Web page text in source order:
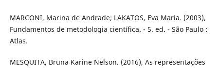
MARCONI, Marina de Andrade; LAKATOS, Eva Maria. (2003),
Fundamentos de metodologia científica. - 5. ed. - São Paulo :
Atlas.
MESQUITA, Bruna Karine Nelson. (2016), As representações